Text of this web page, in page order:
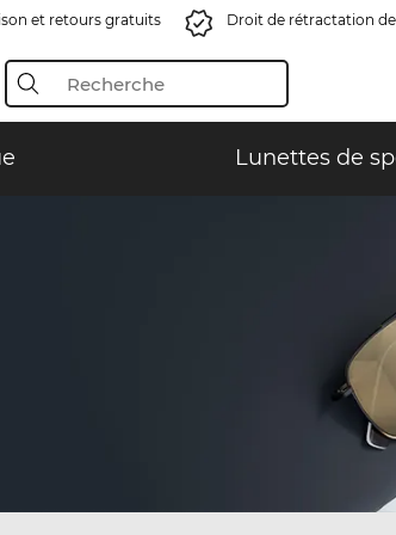
et retours gratuits Droit de rétractation
Lunettes de